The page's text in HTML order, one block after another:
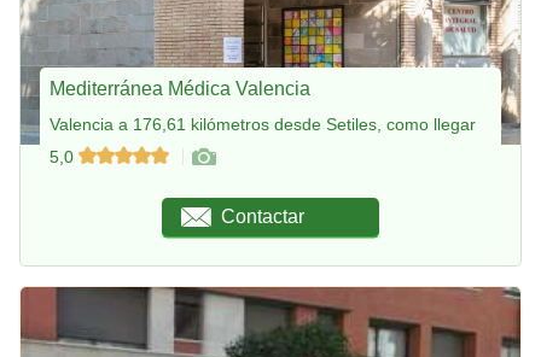
Mediterránea Médica Valencia
Valencia a 176,61 kilómetros desde Setiles, como llegar
5,0
Contactar